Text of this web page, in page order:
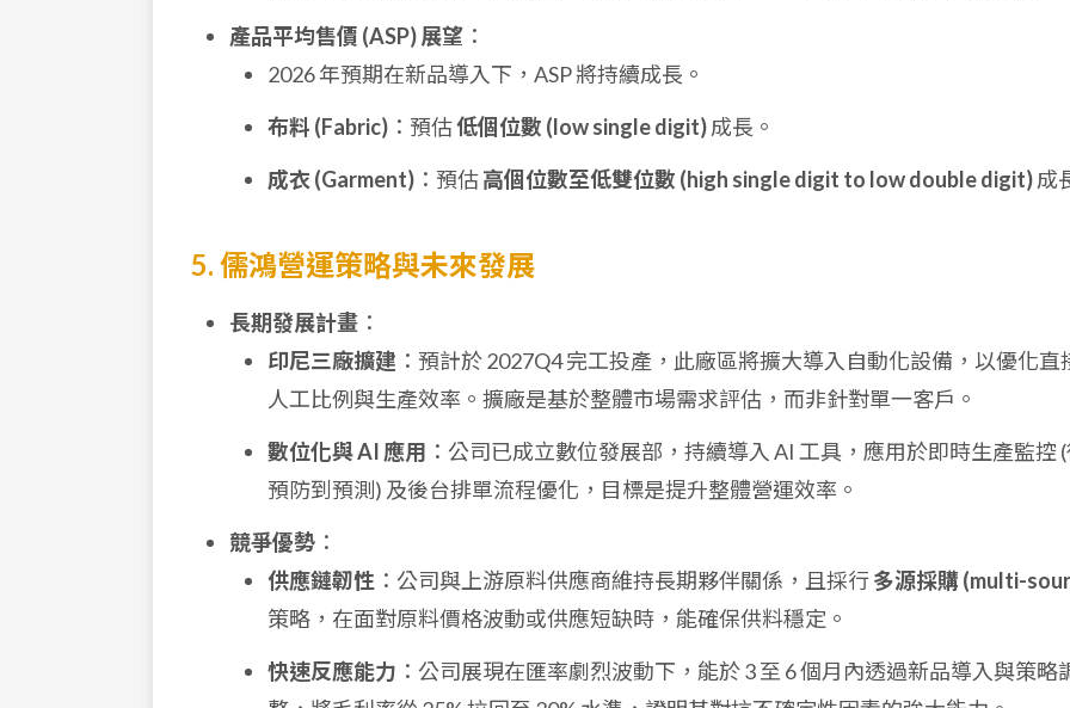
產品平均售價 (ASP) 展望 ：
2026 年預期在新品導入下，ASP 將持續成長。
布料 (Fabric) ：預估低個位數 (low single digit)成長。
成衣 (Garment) ：預估高個位數至低雙位數 (high single digit to low double digit)成
5. 儒鴻營運策略與未來發展
長期發展計畫 ：
印尼三廠擴建 ：預計於 2027Q4 完工投產，此廠區將擴大導入自動化設備，以優化直
人工比例與生產效率。擴廠是基於整體市場需求評估，而非針對單一客戶。
數位化與 AI 應用 ：公司已成立數位發展部，持續導入 AI 工具，應用於即時生產監控
預防到預測) 及後台排單流程優化，目標是提升整體營運效率。
競爭優勢 ：
供應鏈韌性 ：公司與上游原料供應商維持長期夥伴關係，且採行多源採購 (multi-
策略，在面對原料價格波動或供應短缺時，能確保供料穩定。
快速反應能力 ：公司展現在匯率劇烈波動下，能於 3 至 6 個月內透過新品導入與策略